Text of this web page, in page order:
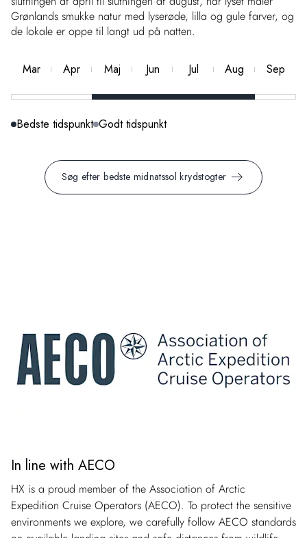
Grønlands smukke natur med lyserøde, lilla og gule farver, og
de lokale er oppe til langt ud på natten.
Mar Apr Maj Jun Jul Aug Sep
Bedste Godt
Bedste Godt
Bedste Bedste
Bedste tidspunkt Godt tidspunkt
Søg efter bedste midnatssol krydstogter
In line with AECO
HX is a proud member of the Association of Arctic
Expedition Cruise Operators (AECO). To protect the sensitive
environments we explore, we carefully follow AECO standards